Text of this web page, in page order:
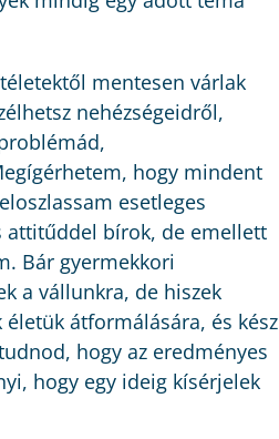
mentesen várlak
nehézségeidről,
hogy mindent
esetleges
attitűddel bírok, de emellett
Bár gyermekkori
a vállunkra, de hiszek
átformálására, és kész
hogy az eredményes
hogy egy ideig kísérjelek